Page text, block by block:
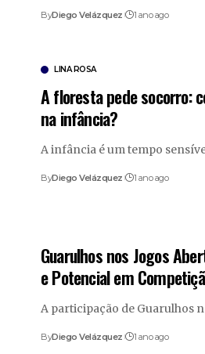
ByDiego Velázquez 1 ano ago
LINA ROSA
A floresta pede socorro:
na infância?
A infância é um tempo
ByDiego Velázquez 1 ano ago
Guarulhos nos Jogos
e Potencial em
A participação de Guarulhos
ByDiego Velázquez 1 ano ago